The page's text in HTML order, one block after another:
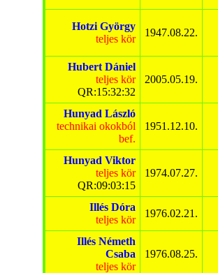
Hotzi György
teljes kör
1947.08.22.
Hubert Dániel
teljes kör
QR:15:32:32
2005.05.19.
Hunyad László
technikai okokból
bef.
1951.12.10.
Hunyad Viktor
teljes kör
QR:09:03:15
1974.07.27.
Illés Dóra
teljes kör
1976.02.21.
Illés Németh
Csaba
teljes kör
1976.08.25.